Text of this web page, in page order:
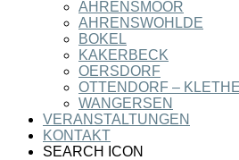
AHRENSMOOR
AHRENSWOHLDE
BOKEL
KAKERBECK
OERSDORF
OTTENDORF –
WANGERSEN
VERANSTALTUNGEN
KONTAKT
SEARCH ICON